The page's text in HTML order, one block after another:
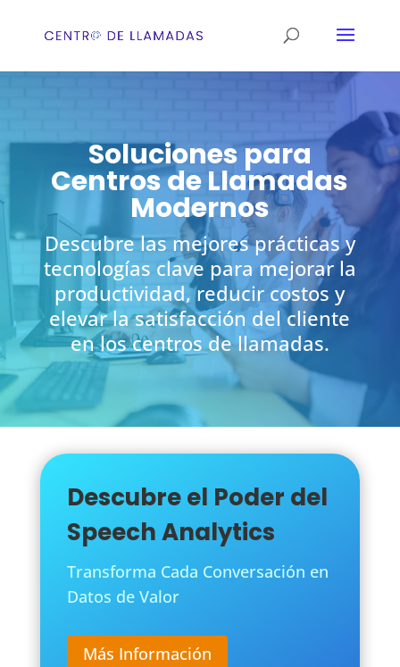
Soluciones para
Centros de Llamadas
Modernos
Descubre las mejores prácticas y
tecnologías clave para mejorar la
productividad, reducir costos y
elevar la satisfacción del cliente
en los centros de llamadas.
Descubre el Poder del
Speech Analytics
Transforma Cada Conversación en
Datos de Valor
Más Información